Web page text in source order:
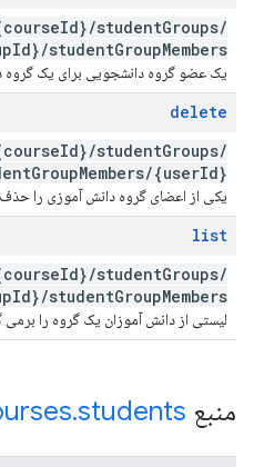
Id}/studentGroups/
Id}/studentGroupMembers
یک عضو گروه دانشجویی برای یک گروه
delete
Id}/studentGroups/
GroupMembers/{userId}
یکی از اعضای گروه دانش آموزی را
list
Id}/studentGroups/
Id}/studentGroupMembers
لیستی از دانش آموزان یک گروه را برمی
منبع REST: .students